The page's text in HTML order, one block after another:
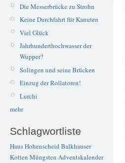
Die Messerbrücke zu Strohn
Keine Durchfahrt für Kanuten
Viel Glück
Jahrhunderthochwasser der
Wupper?
Solingen und seine Brücken
Einzug der Rollatoren!
Lurchi
mehr
Schlagwortliste
Haus Hohenscheid Balkhauser
Kotten Müngsten Adventskalender